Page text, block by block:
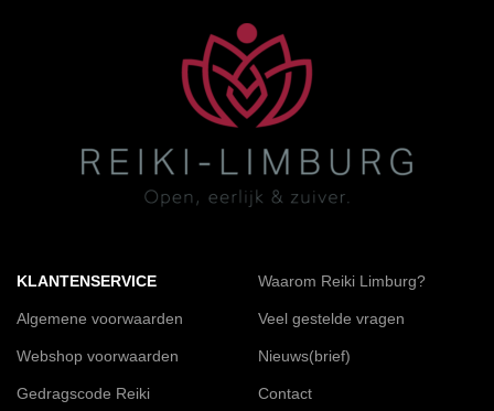
KLANTENSERVICE
Algemene voorwaarden
Webshop voorwaarden
Gedragscode Reiki
Waarom Reiki Limburg?
Veel gestelde vragen
Nieuws(brief)
Contact